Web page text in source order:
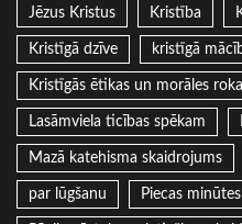
Jēzus Kristus Kristība
Kristīgā dzīve kristīgā
Kristīgās ētikas un morāles
Lasāmviela ticības spēkam
Mazā katehisma skaidrojums
par lūgšanu Piecas